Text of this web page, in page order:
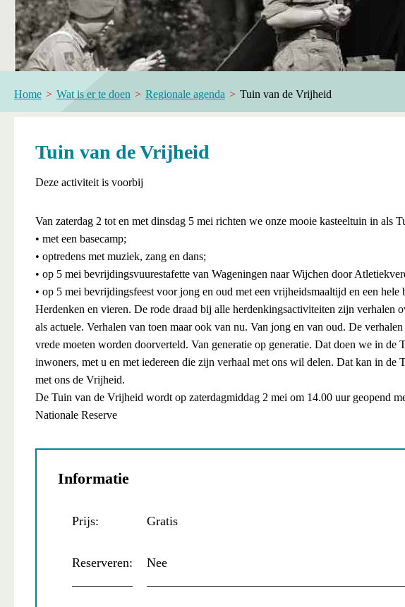
Home Wat is er te doen Regionale agenda Tuin van de Vrijheid
Tuin van de Vrijheid
Deze activiteit is voorbij
Van zaterdag 2 tot en met dinsdag 5 mei richten we onze mooie kasteeltuin in als
• met een basecamp;
• optredens met muziek, zang en dans;
• op 5 mei bevrijdingsvuurestafette van Wageningen naar Wijchen door
• op 5 mei bevrijdingsfeest voor jong en oud met een vrijheidsmaaltijd en een hele
Herdenken en vieren. De rode draad bij alle herdenkingsactiviteiten zijn verhalen
als actuele. Verhalen van toen maar ook van nu. Van jong en van oud. De
vrede moeten worden doorverteld. Van generatie op generatie. Dat doen we in de
inwoners, met u en met iedereen die zijn verhaal met ons wil delen. Dat kan in de
met ons de Vrijheid.
De Tuin van de Vrijheid wordt op zaterdagmiddag 2 mei om 14.00 uur geopend
Nationale Reserve
Informatie
Prijs: Gratis
Reserveren: Nee